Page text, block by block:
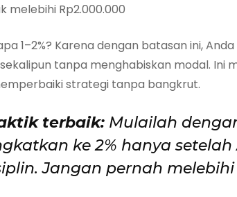
melebihi Rp2.000.000
1–2%? Karena dengan batasan ini,
sekalipun tanpa menghabiskan modal. Ini
strategi tanpa bangkrut.
terbaik: Mulailah
ke 2% hanya
Jangan pernah